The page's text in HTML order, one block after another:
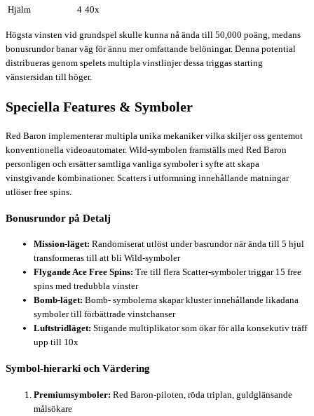
Hjälm
4 40x
Högsta vinsten vid grundspel skulle kunna nå ända till 50,000 poäng, medans
bonusrundor banar väg för ännu mer omfattande belöningar. Denna potential
distribueras genom spelets multipla vinstlinjer dessa triggas starting
vänstersidan till höger.
Speciella Features & Symboler
Red Baron implementerar multipla unika mekaniker vilka skiljer oss gentemot
konventionella videoautomater. Wild-symbolen framställs med Red Baron
personligen och ersätter samtliga vanliga symboler i syfte att skapa
vinstgivande kombinationer. Scatters i utformning innehållande matningar
utlöser free spins.
Bonusrundor på Detalj
Mission-läget: Randomiserat utlöst under basrundor när ända till 5 hjul
transformeras till att bli Wild-symboler
Flygande Ace Free Spins: Tre till flera Scatter-symboler triggar 15 free
spins med tredubbla vinster
Bomb-läget: Bomb- symbolerna skapar kluster innehållande likadana
symboler till förbättrade vinstchanser
Luftstridläget: Stigande multiplikator som ökar för alla konsekutiv träff
upp till 10x
Symbol-hierarki och Värdering
Premiumsymboler: Red Baron-piloten, röda triplan, guldglänsande
målsökare